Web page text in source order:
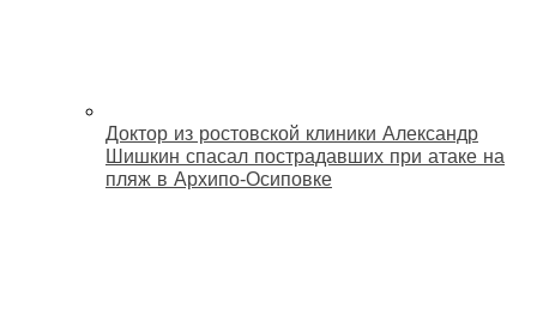
Доктор из ростовской клиники Александр
Шишкин спасал пострадавших при атаке на
пляж в Архипо‑Осиповке